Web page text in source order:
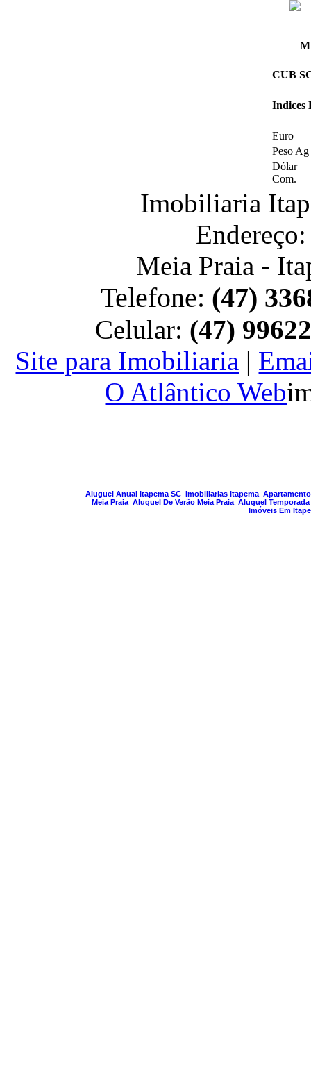
CUB
Indices
Euro
Peso Ag
Dólar
Com.
Imobiliaria
Meia Praia -
Telefone: (47)
Celular: (47)
Site para Imobiliaria |
O Atlântico Web
Imobiliarias Itapema
Aluguel Anual Itapema SC
Aluguel Temporada
Aluguel De Verão Meia Praia
Meia Praia
Imóveis Em